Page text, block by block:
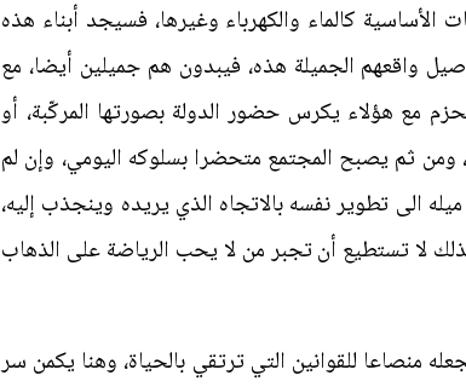
كالماء والكهرباء وغيرها، فسيجد أبناء هذه
واقعهم الجميلة هذه، فيبدون هم جميلين أيضا، مع
مع هؤلاء يكرس حضور الدولة بصورتها المركّبة، أو
ومن ثم يصبح المجتمع متحضرا بسلوكه اليومي، وإن لم
الى تطوير نفسه بالاتجاه الذي يريده وينجذب إليه،
لا تستطيع أن تجبر من لا يحب الرياضة على الذهاب
للقوانين التي ترتقي بالحياة، وهنا يكمن سر